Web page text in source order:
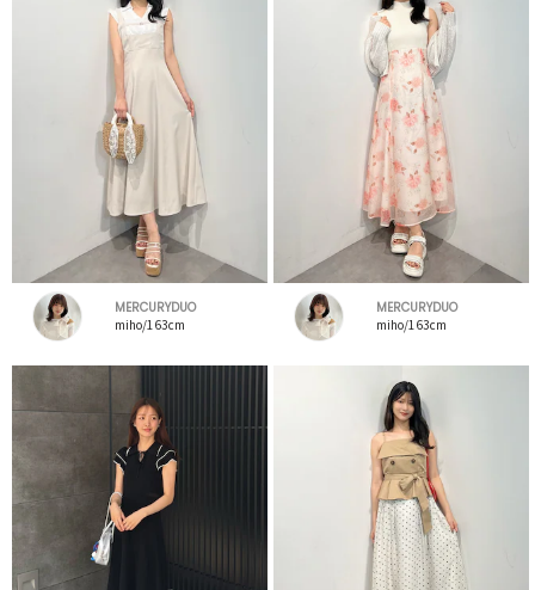
MERCURYDUO
miho/163cm
MERCURYDUO
miho/163cm